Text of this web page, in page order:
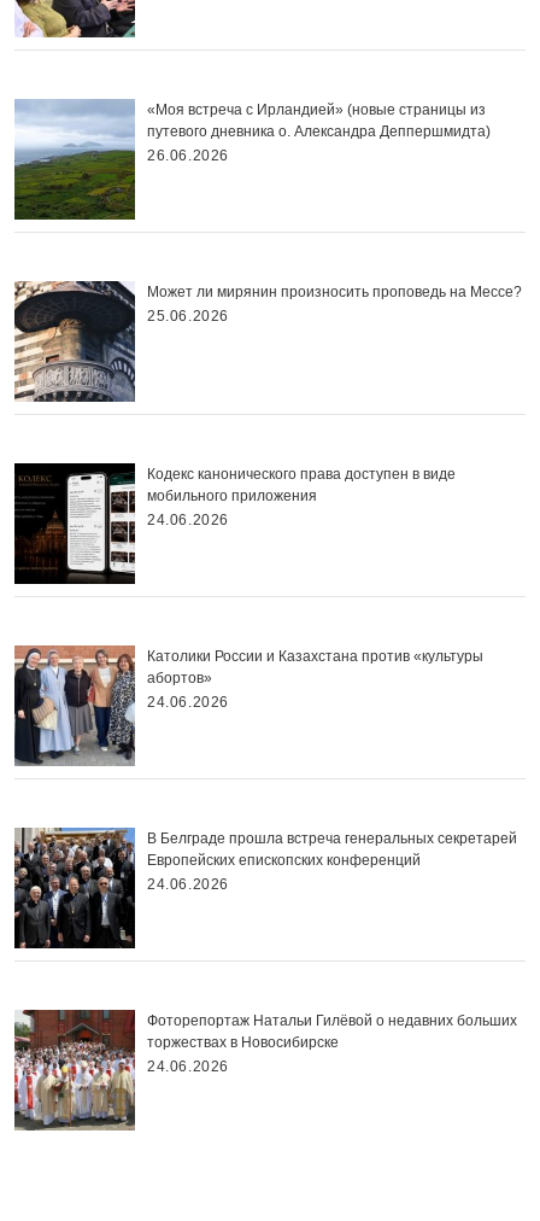
«Моя встреча с Ирландией» (новые страницы из
путевого дневника о. Александра Деппершмидта)
26.06.2026
Может ли мирянин произносить проповедь на Мессе?
25.06.2026
Кодекс канонического права доступен в виде
мобильного приложения
24.06.2026
Католики России и Казахстана против «культуры
абортов»
24.06.2026
В Белграде прошла встреча генеральных секретарей
Европейских епископских конференций
24.06.2026
Фоторепортаж Натальи Гилёвой о недавних больших
торжествах в Новосибирске
24.06.2026